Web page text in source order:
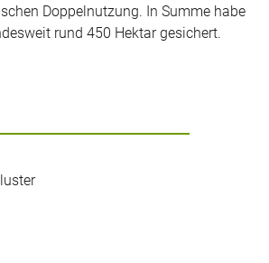
Doppelnutzung. In Summe habe
rund 450 Hektar gesichert.